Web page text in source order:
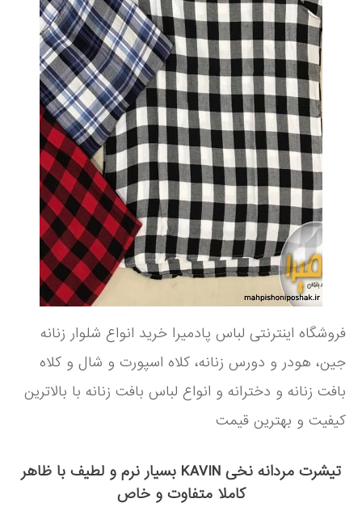
فروشگاه اینترنتی لباس پادمیرا خرید انواع شلوار زنانه
جین، هودر و دورس زنانه، کلاه اسپورت و شال و کلاه
بافت زنانه و دخترانه و انواع لباس بافت زنانه با بالاترین
کیفیت و بهترین قیمت
تیشرت مردانه نخی KAVIN بسیار نرم و لطیف با ظاهر
کاملا متفاوت و خاص